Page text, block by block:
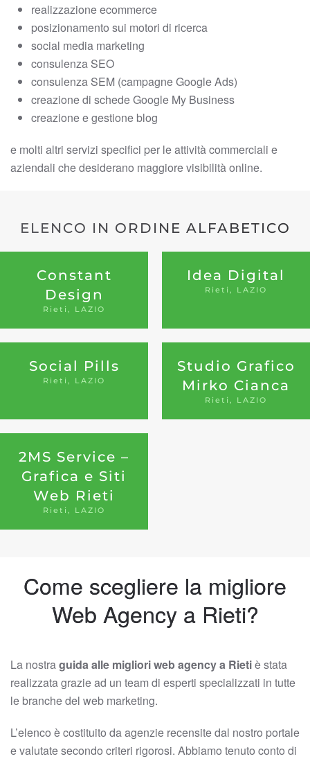
realizzazione ecommerce
posizionamento sui motori di ricerca
social media marketing
consulenza SEO
consulenza SEM (campagne Google Ads)
creazione di schede Google My Business
creazione e gestione blog
e molti altri servizi specifici per le attività commerciali e
aziendali che desiderano maggiore visibilità online.
ELENCO IN ORDINE ALFABETICO
Constant
Design
Rieti, LAZIO
Idea Digital
Rieti, LAZIO
Social Pills
Rieti, LAZIO
Studio Grafico
Mirko Cianca
Rieti, LAZIO
2MS Service –
Grafica e Siti
Web Rieti
Rieti, LAZIO
Come scegliere la migliore
Web Agency a Rieti?
La nostraguida alle migliori web agency a Rietiè stata
realizzata grazie ad un team di esperti specializzati in tutte
le branche del web marketing.
L’elenco è costituito da agenzie recensite dal nostro portale
e valutate secondo criteri rigorosi. Abbiamo tenuto conto di